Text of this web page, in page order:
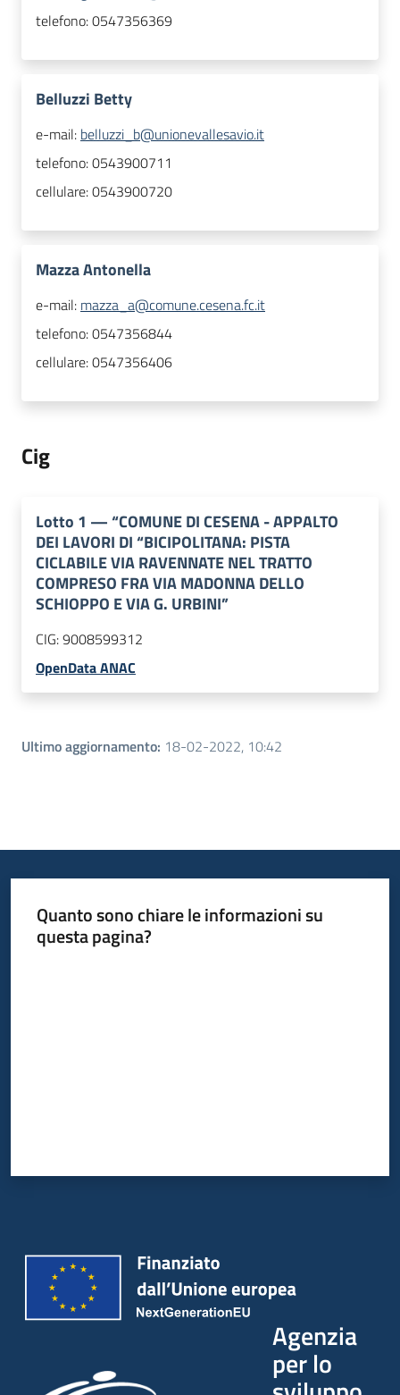
telefono:0547356369
Belluzzi Betty
e-mail: belluzzi_b@unionevallesavio.it
telefono:0543900711
cellulare:0543900720
Mazza Antonella
e-mail: mazza_a@comune.cesena.fc.it
telefono:0547356844
cellulare:0547356406
Cig
Lotto 1 —“COMUNE DI CESENA - APPALTO
DEI LAVORI DI “BICIPOLITANA: PISTA
CICLABILE VIA RAVENNATE NEL TRATTO
COMPRESO FRA VIA MADONNA DELLO
SCHIOPPO E VIA G. URBINI”
CIG:9008599312
OpenData ANAC
Ultimo aggiornamento: 18-02-2022, 10:42
Quanto sono chiare le informazioni su
questa pagina?
Agenzia
per lo